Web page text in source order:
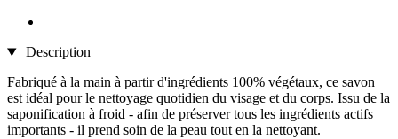
Description
Fabriqué à la main à partir d'ingrédients 100% végétaux, ce savon
est idéal pour le nettoyage quotidien du visage et du corps. Issu de la
saponification à froid - afin de préserver tous les ingrédients actifs
importants - il prend soin de la peau tout en la nettoyant.